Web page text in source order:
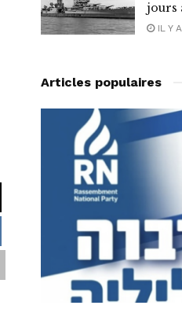
jours
IL Y A
Articles populaires